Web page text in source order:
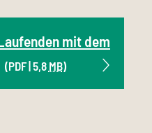
mit dem
(PDF | 5,8 MB)